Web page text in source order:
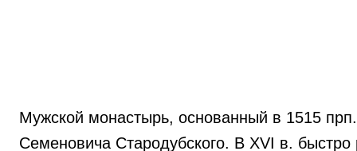
Мужской монастырь, основанный в 1515
Семеновича Стародубского. В XVI в.